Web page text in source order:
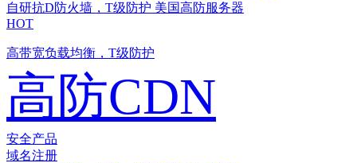
自研抗D防火墙，T级防护 美国高防服务器
HOT
高带宽负载均衡，T级防护
高防CDN
安全产品
域名注册